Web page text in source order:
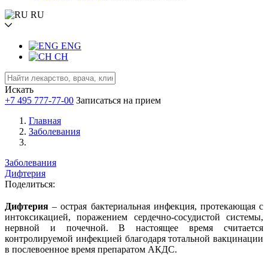
RU
ENG
CH
Искать
+7 495 777-77-00 Записаться на прием
Главная
Заболевания
Заболевания
Дифтерия
Поделиться:
Дифтерия – острая бактериальная инфекция, протекающая с
интоксикацией, поражением сердечно-сосудистой системы,
нервной и почечной. В настоящее время считается
контролируемой инфекцией благодаря тотальной вакцинации
в послевоенное время препаратом АКДС.